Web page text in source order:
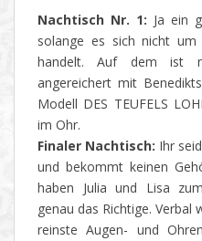
Nachtisch Nr. 1: Ja ein
solange es sich nicht
handelt. Auf dem ist
angereichert mit
Modell DES TEUFELS
im Ohr.
Finaler Nachtisch: Ihr
und bekommt keinen
haben Julia und Lisa
genau das Richtige. Verbal
reinste Augen- und